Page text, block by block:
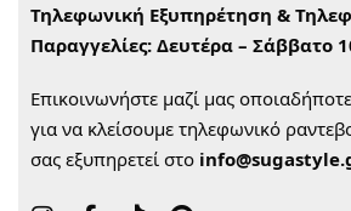
Τηλεφωνική Εξυπηρέτηση &
Παραγγελίες: Δευτέρα – Σάββατο
Επικοινωνήστε μαζί μας
για να κλείσουμε τηλεφωνικό
σας εξυπηρετεί στο